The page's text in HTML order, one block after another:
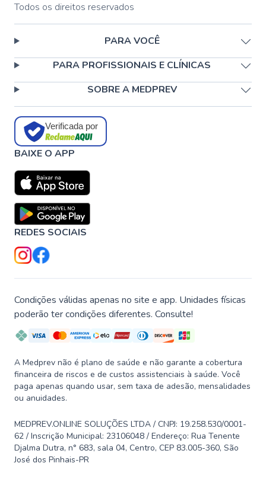
Todos os direitos reservados
PARA VOCÊ
PARA PROFISSIONAIS E CLÍNICAS
SOBRE A MEDPREV
Verificada por
BAIXE O APP
REDES SOCIAIS
Condições válidas apenas no site e app. Unidades físicas
poderão ter condições diferentes. Consulte!
A Medprev não é plano de saúde e não garante a cobertura
financeira de riscos e de custos assistenciais à saúde. Você
paga apenas quando usar, sem taxa de adesão, mensalidades
ou anuidades.
MEDPREV.ONLINE SOLUÇÕES LTDA / CNPJ: 19.258.530/0001-
62 / Inscrição Municipal: 23106048 / Endereço: Rua Tenente
Djalma Dutra, n° 683, sala 04, Centro, CEP 83.005-360, São
José dos Pinhais-PR